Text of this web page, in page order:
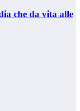
che da vita alle